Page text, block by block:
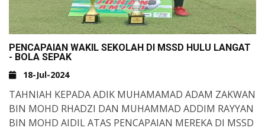
PENCAPAIAN WAKIL SEKOLAH DI MSSD HULU LANGAT
- BOLA SEPAK
18-Jul-2024
TAHNIAH KEPADA ADIK MUHAMAMAD ADAM ZAKWAN
BIN MOHD RHADZI DAN MUHAMMAD ADDIM RAYYAN
BIN MOHD AIDIL ATAS PENCAPAIAN MEREKA DI MSSD